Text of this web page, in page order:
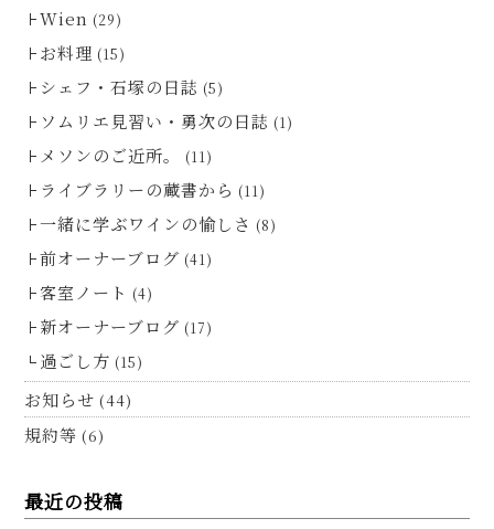
Wien (29)
お料理 (15)
シェフ・石塚の日誌 (5)
ソムリエ見習い・勇次の日誌 (1)
メソンのご近所。 (11)
ライブラリーの蔵書から (11)
一緒に学ぶワインの愉しさ (8)
前オーナーブログ (41)
客室ノート (4)
新オーナーブログ (17)
過ごし方 (15)
お知らせ (44)
規約等 (6)
最近の投稿